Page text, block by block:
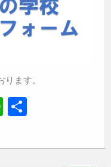
ます。
W
h
at